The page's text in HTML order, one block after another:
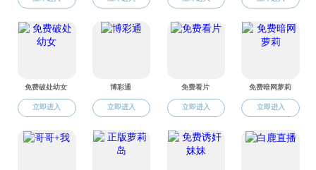
成人网站 与意大利米兰理工大学世界遗产国际联
合研究中心
四川省艺术实验教学示范中心
交通建筑与环境设计研究所